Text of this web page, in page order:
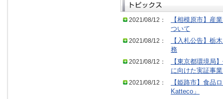
2021/08/12：
【相模原市】産
ついて
2021/08/12：
【入札公告】栃
務
2021/08/12：
【東京都環境局
に向けた実証事
2021/08/12：
【姫路市】食品
Katteco」